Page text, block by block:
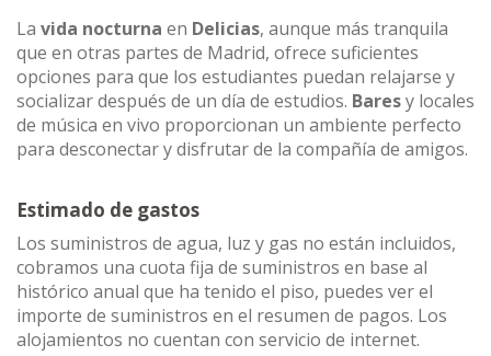
La vida nocturna en Delicias, aunque más tranquila
que en otras partes de Madrid, ofrece suficientes
opciones para que los estudiantes puedan relajarse y
socializar después de un día de estudios. Baresy locales
de música en vivo proporcionan un ambiente perfecto
para desconectar y disfrutar de la compañía de amigos.
Estimado de gastos
Los suministros de agua, luz y gas no están incluidos,
cobramos una cuota fija de suministros en base al
histórico anual que ha tenido el piso, puedes ver el
importe de suministros en el resumen de pagos. Los
alojamientos no cuentan con servicio de internet.